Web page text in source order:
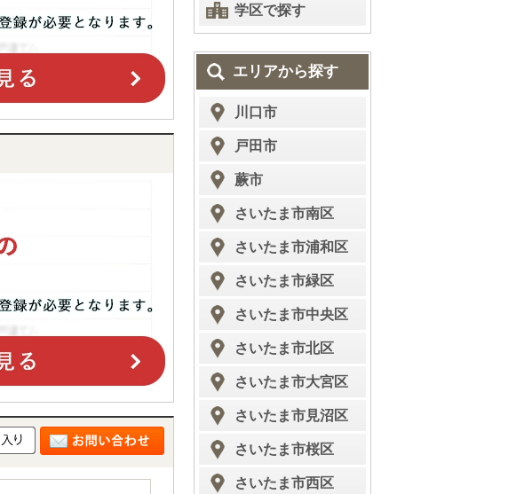
学区で探す
エリアから探す
川口市
戸田市
蕨市
さいたま市南区
さいたま市浦和区
さいたま市緑区
さいたま市中央区
さいたま市北区
さいたま市大宮区
さいたま市見沼区
さいたま市桜区
さいたま市西区